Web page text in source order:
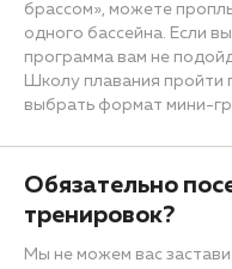
брассом», можете
одного бассейна. Если
программа вам не
Школу плавания пройти
выбрать формат мини-
Обязательно
тренировок?
Мы не можем вас